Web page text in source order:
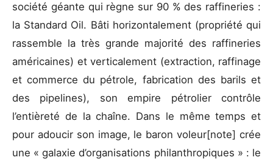
société géante qui règne sur 90 % des raffineries :
la Standard Oil. Bâti horizontalement (propriété qui
rassemble la très grande majorité des raffineries
américaines) et verticalement (extraction, raffinage
et commerce du pétrole, fabrication des barils et
des pipelines), son empire pétrolier contrôle
l’entièreté de la chaîne. Dans le même temps et
pour adoucir son image, le baron voleur[note] crée
une « galaxie d’organisations philanthropiques » : le